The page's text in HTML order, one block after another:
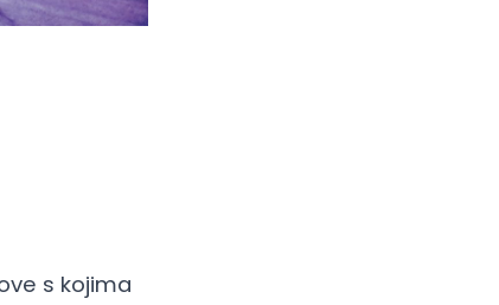
s kojima